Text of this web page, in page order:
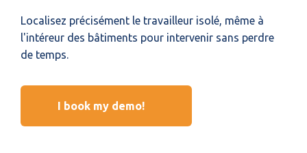
Localisez précisément le travailleur isolé, même à
l'intéreur des bâtiments pour intervenir sans perdre
de temps.
I book my demo!